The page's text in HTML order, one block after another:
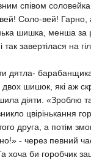
співом
Соло-вей! Гарно,
шишка, менша за
завертілася на
дятла-
шишок, які аж
діяти. «Зроблю
цвірінькання
друга, а потім
- через певний
хоча би горобчик